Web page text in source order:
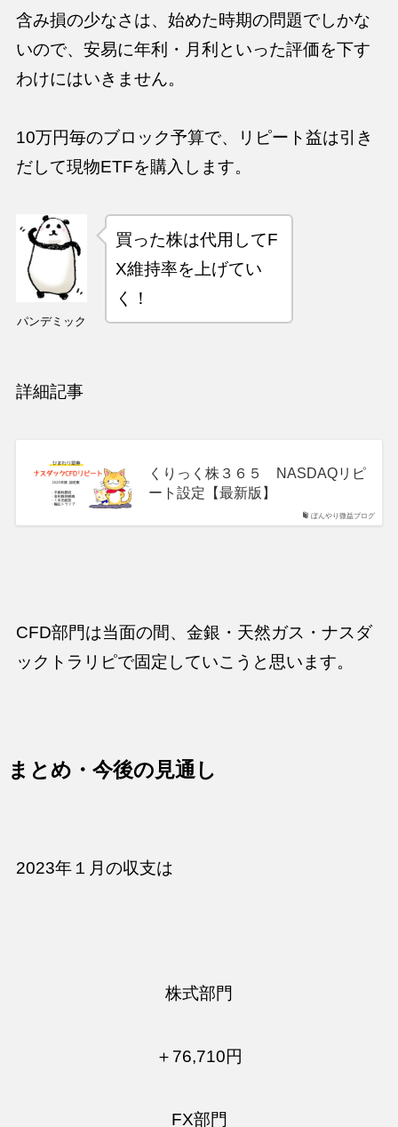
含み損の少なさは、始めた時期の問題でしかな
いので、安易に年利・月利といった評価を下す
わけにはいきません。
10万円毎のブロック予算で、リピート益は引き
だして現物ETFを購入します。
パンデミック
買った株は代用してF
X維持率を上げてい
く！
詳細記事
ぼんやり微益ブログ
くりっく株３６５ NASDAQリピ
ート設定【最新版】
CFD部門は当面の間、金銀・天然ガス・ナスダ
ックトラリピで固定していこうと思います。
まとめ・今後の見通し
2023年１月の収支は
株式部門
＋76,710円
FX部門